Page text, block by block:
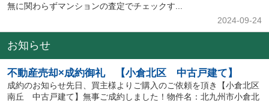
無に関わらずマンションの査定でチェックす...
2024-09-24
お知らせ
不動産売却×成約御礼 【小倉北区 中古戸建て】
成約のお知らせ先日、買主様よりご購入のご依頼を頂き【小倉北区
南丘 中古戸建て】無事ご成約しました！物件名：北九州市小倉北